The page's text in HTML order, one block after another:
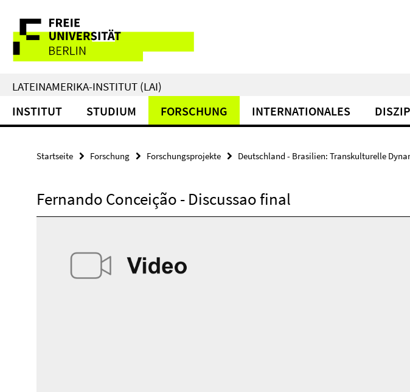
direkt
Inhalt
Service-
Navigation
LATEINAMERIKA-INSTITUT (LAI)
INSTITUT STUDIUM FORSCHUNG INTERNATIONALES
Startseite Forschung Forschungsprojekte Deutschland - Brasilien: Transkulturelle
Fernando Conceição - Discussao final